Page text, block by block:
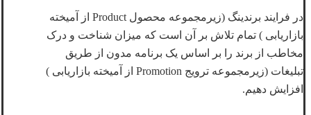
در فرایند برندینگ (زیرمجموعه محصول Product از آمیخته
بازاریابی ) تمام تلاش بر آن است که میزان شناخت و درک
مخاطب از برند را بر اساس یک برنامه مدون از طریق
تبلیغات (زیرمجموعه ترویج Promotion از آمیخته بازاریابی )
افزایش دهیم.